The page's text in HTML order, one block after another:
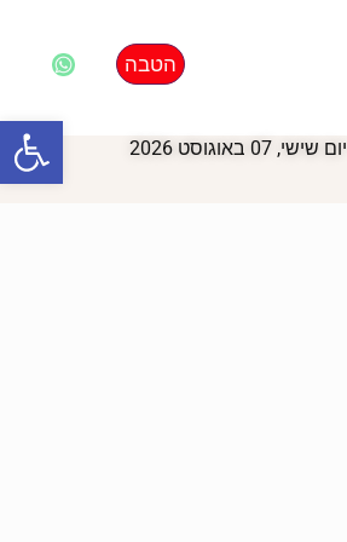
הטבה
יום שישי, 07 באוגוסט 2026 פתח